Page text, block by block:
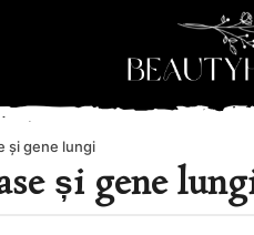
și gene lungi
și gene